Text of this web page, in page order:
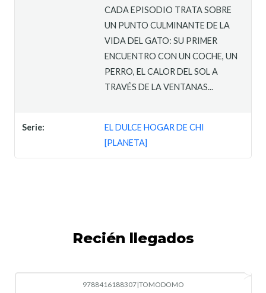
CADA EPISODIO TRATA SOBRE
UN PUNTO CULMINANTE DE LA
VIDA DEL GATO: SU PRIMER
ENCUENTRO CON UN COCHE, UN
PERRO, EL CALOR DEL SOL A
TRAVÉS DE LA VENTANAS...
Serie:
EL DULCE HOGAR DE CHI
[PLANETA]
Recién llegados
9788416188307|TOMODOMO